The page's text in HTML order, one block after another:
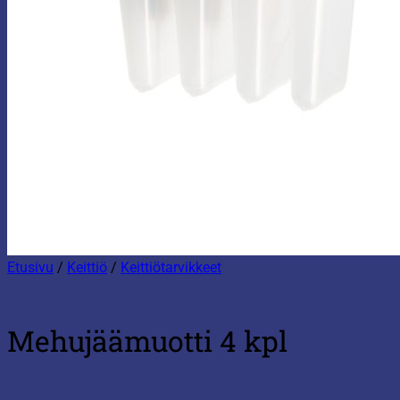
Etusivu / Keittiö / Keittiötarvikkeet
Mehujäämuotti 4 kpl